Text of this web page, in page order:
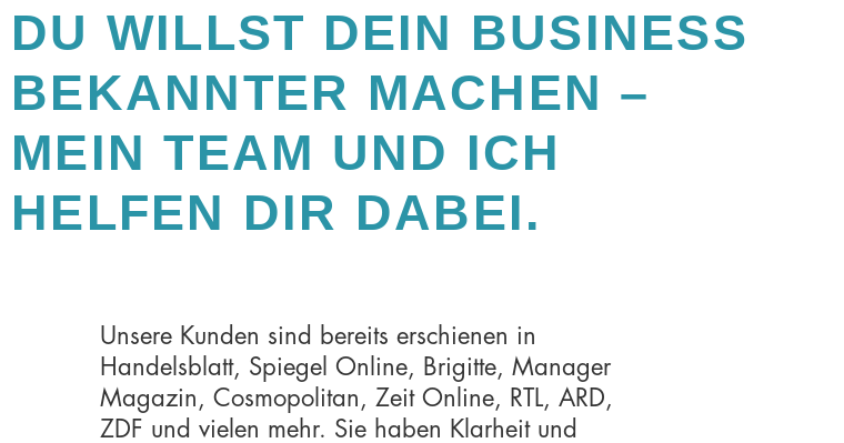
DU WILLST DEIN BUSINESS
BEKANNTER MACHEN –
MEIN TEAM UND ICH
HELFEN DIR DABEI.
Unsere Kunden sind bereits erschienen in
Handelsblatt, Spiegel Online, Brigitte, Manager
Magazin, Cosmopolitan, Zeit Online, RTL, ARD,
ZDF und vielen mehr. Sie haben Klarheit und